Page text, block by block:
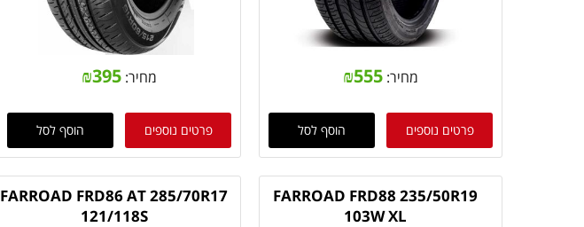
מחיר: ₪555
פרטים נוספים הוסף לסל
מחיר: ₪395
פרטים נוספים הוסף לסל
FARROAD FRD88 235/50R19
103W XL
FARROAD FRD86 AT 285/70R17
121/118S